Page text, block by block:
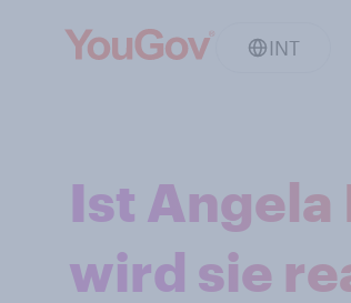
INT
Ist Angela
wird sie